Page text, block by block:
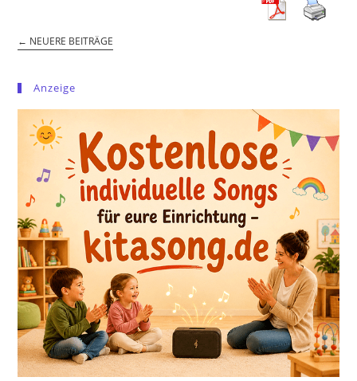
← NEUERE BEITRÄGE
Anzeige